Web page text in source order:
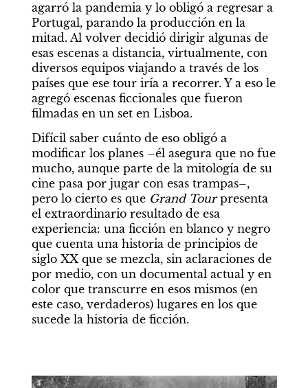
agarró la pandemia y lo obligó a regresar a
Portugal, parando la producción en la
mitad. Al volver decidió dirigir algunas de
esas escenas a distancia, virtualmente, con
diversos equipos viajando a través de los
países que ese tour iría a recorrer. Y a eso le
agregó escenas ficcionales que fueron
filmadas en un set en Lisboa.
Difícil saber cuánto de eso obligó a
modificar los planes –él asegura que no fue
mucho, aunque parte de la mitología de su
cine pasa por jugar con esas trampas–,
pero lo cierto es que Grand Tour presenta
el extraordinario resultado de esa
experiencia: una ficción en blanco y negro
que cuenta una historia de principios de
siglo XX que se mezcla, sin aclaraciones de
por medio, con un documental actual y en
color que transcurre en esos mismos (en
este caso, verdaderos) lugares en los que
sucede la historia de ficción.